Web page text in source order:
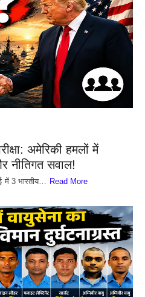
अमेरिकी हमलों में
नीतिगत सवाल!
में 3 भारतीय… Read More